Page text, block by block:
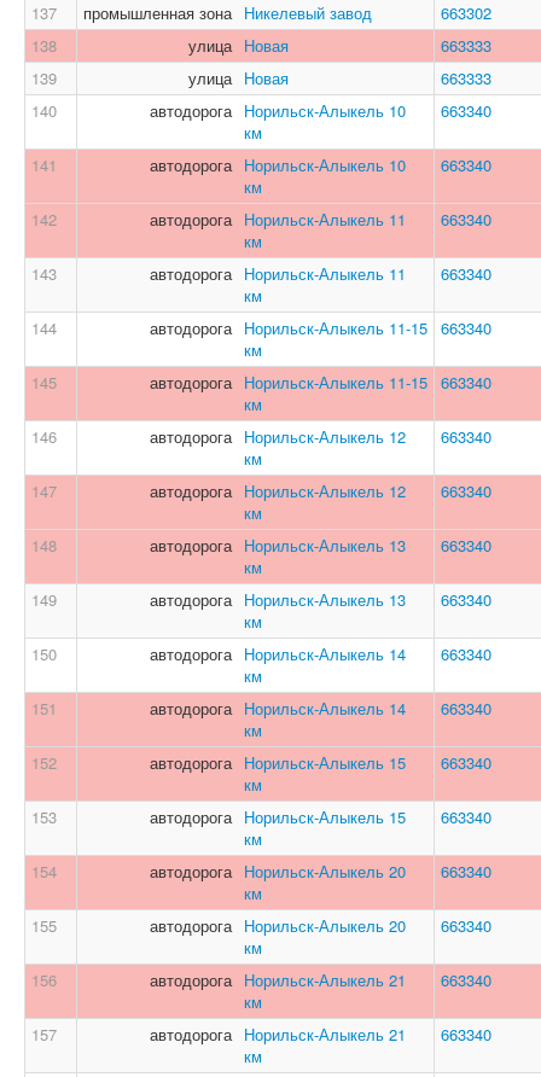
137
промышленная зона Никелевый завод
663302
138
улица Новая
663333
139
улица Новая
663333
140
автодорога Норильск-Алыкель 10
км
663340
141 автодорога Норильск-Алыкель 10
км
663340
142 автодорога Норильск-Алыкель 11
км
663340
143 автодорога Норильск-Алыкель 11
км
663340
144 автодорога Норильск-Алыкель 11-15
км
663340
145 автодорога Норильск-Алыкель 11-15
км
663340
146 автодорога Норильск-Алыкель 12
км
663340
147 автодорога Норильск-Алыкель 12
км
663340
148 автодорога Норильск-Алыкель 13
км
663340
149 автодорога Норильск-Алыкель 13
км
663340
150 автодорога Норильск-Алыкель 14
км
663340
151 автодорога Норильск-Алыкель 14
км
663340
152 автодорога Норильск-Алыкель 15
км
663340
153 автодорога Норильск-Алыкель 15
км
663340
154 автодорога Норильск-Алыкель 20
км
663340
155 автодорога Норильск-Алыкель 20
км
663340
156 автодорога Норильск-Алыкель 21
км
663340
157 автодорога Норильск-Алыкель 21
км
663340